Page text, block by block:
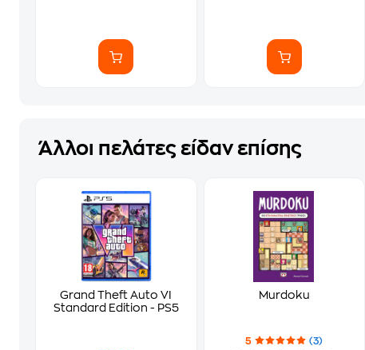
Άλλοι πελάτες είδαν επίσης
Grand Theft Auto VI
Standard Edition - PS5
Murdoku
5
(3)